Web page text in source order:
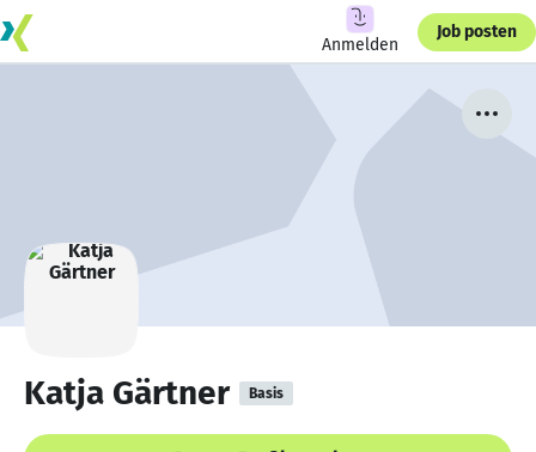
Anmelden
Job posten
Katja Gärtner Basis